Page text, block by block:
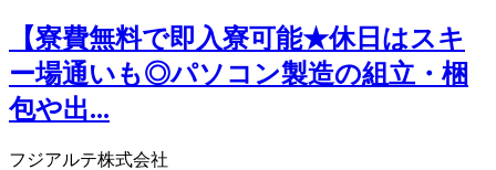
【寮費無料で即入寮可能★休日はスキ
ー場通いも◎パソコン製造の組立・梱
包や出...
フジアルテ株式会社